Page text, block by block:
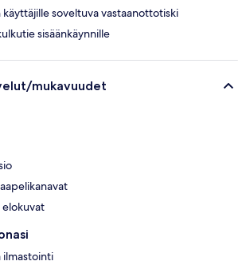
käyttäjille soveltuva vastaanottotiski
sisäänkäynnille
mukavuudet
elokuvat
ilmastointi